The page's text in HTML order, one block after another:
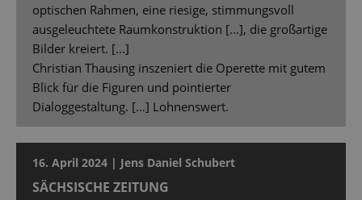
optischen Rahmen, eine riesige, stimmungsvoll
ausgeleuchtete Raumkonstruktion [...], die großartige
Bilder kreiert. [...]
Christian Thausing inszeniert die Operette mit gutem
Blick für die Figuren und pointierter
Dialoggestaltung. […] Lohnenswert.
16. April 2024 | Jens Daniel Schubert
SÄCHSISCHE ZEITUNG